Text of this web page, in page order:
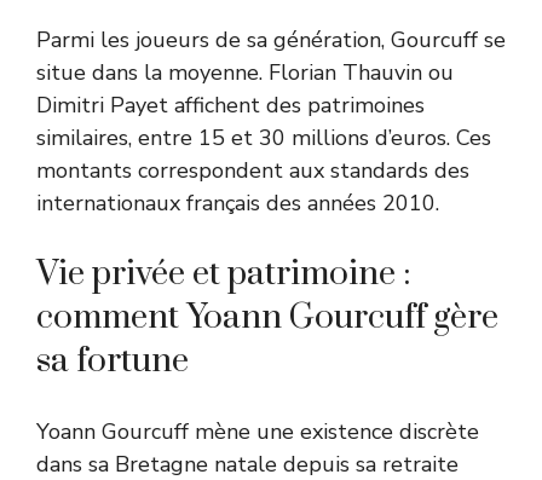
Parmi les joueurs de sa génération, Gourcuff se
situe dans la moyenne. Florian Thauvin ou
Dimitri Payet affichent des patrimoines
similaires, entre 15 et 30 millions d’euros. Ces
montants correspondent aux standards des
internationaux français des années 2010.
Vie privée et patrimoine :
comment Yoann Gourcuff gère
sa fortune
Yoann Gourcuff mène une existence discrète
dans sa Bretagne natale depuis sa retraite